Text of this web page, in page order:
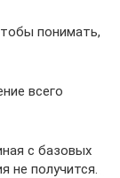
понимать,
всего
с базовых
не получится.